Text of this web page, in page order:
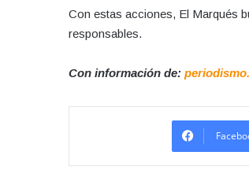
Con estas acciones, El Marqués
responsables.
Con información de: